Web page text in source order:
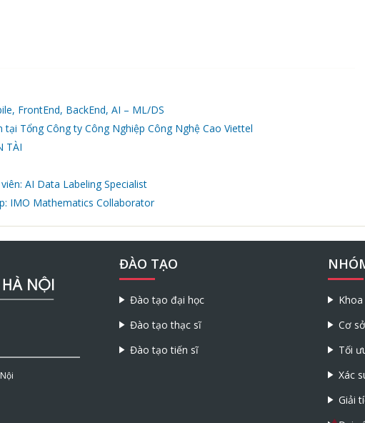
FrontEnd, BackEnd, AI – ML/DS
Tổng Công ty Công Nghiệp Công Nghệ Cao Viettel
TÀI
AI Data Labeling Specialist
IMO Mathematics Collaborator
ĐÀO TẠO
Đào tạo đại học
Đào tạo thạc sĩ
Đào tạo tiến sĩ
Cơ
Tối
Xác
Giải